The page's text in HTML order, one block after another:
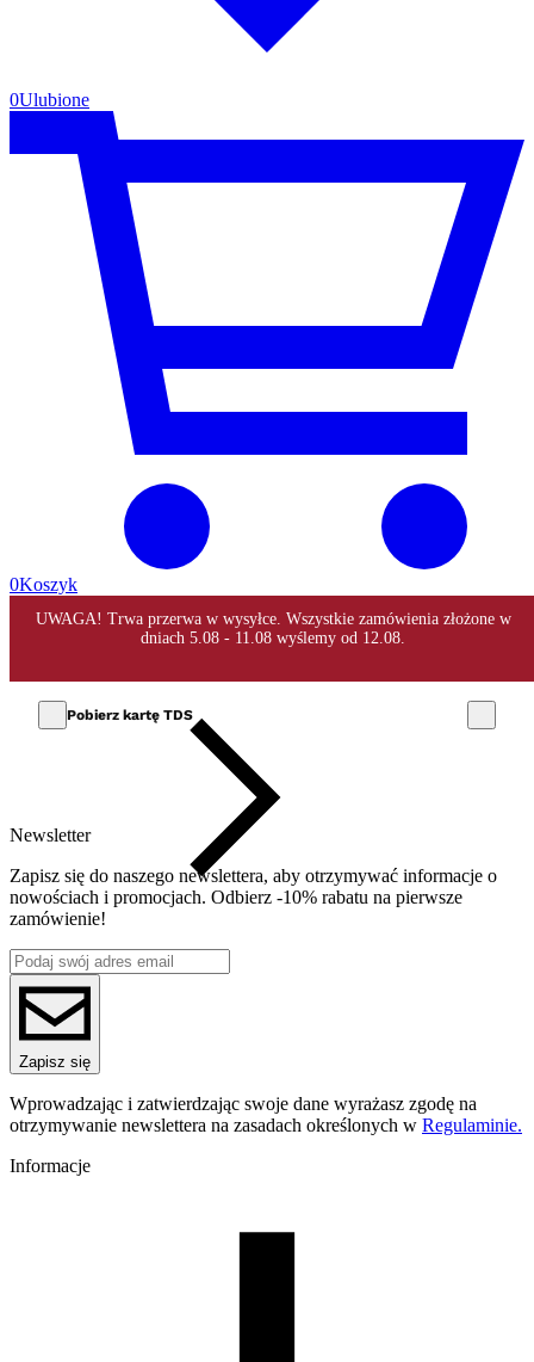
0Ulubione
0Koszyk
Pobierz kartę TDS
Newsletter
Zapisz się do naszego newslettera, aby otrzymywać informacje o
nowościach i promocjach. Odbierz -10% rabatu na pierwsze
zamówienie!
Zapisz się
Wprowadzając i zatwierdzając swoje dane wyrażasz zgodę na
otrzymywanie newslettera na zasadach określonych w Regulaminie.
Informacje